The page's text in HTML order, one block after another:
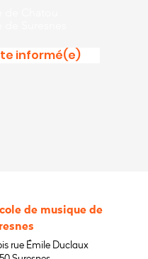
informé(e)
de musique de
rue Émile Duclaux